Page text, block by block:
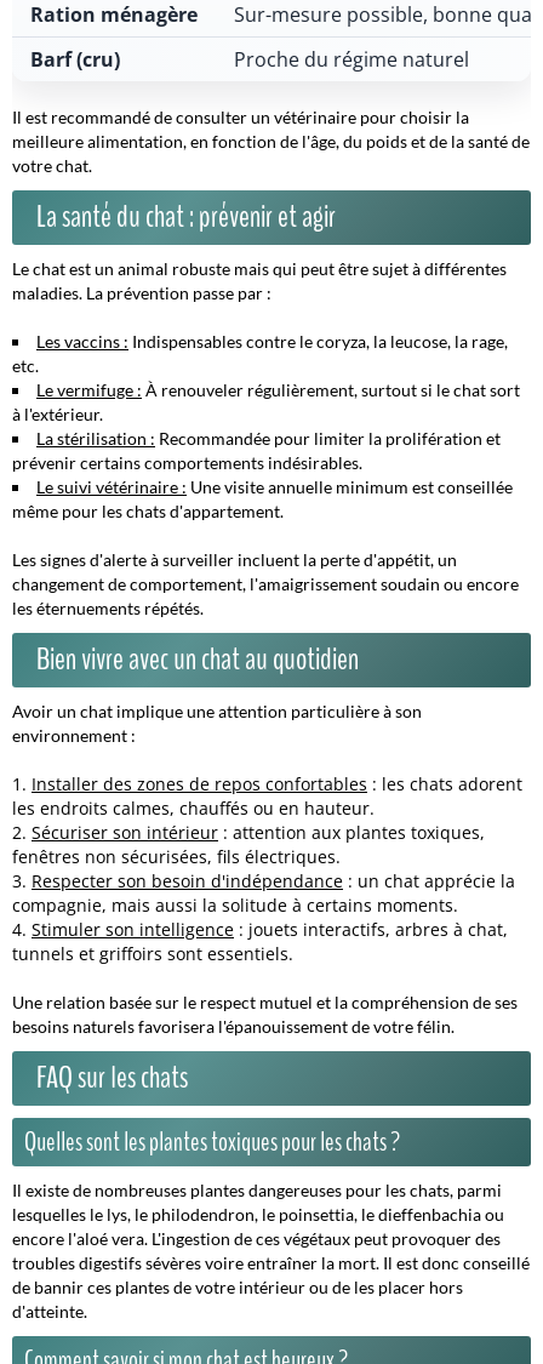
Ration ménagère
Sur-mesure possible, bonne
Barf (cru)
Proche du régime naturel
Il est recommandé de consulter un vétérinaire pour choisir la
meilleure alimentation, en fonction de l'âge, du poids et de la santé de
votre chat.
La santé du chat : prévenir et agir
Le chat est un animal robuste mais qui peut être sujet à différentes
maladies. La prévention passe par :
Les vaccins : Indispensables contre le coryza, la leucose, la rage,
etc.
Le vermifuge : À renouveler régulièrement, surtout si le chat sort
à l'extérieur.
La stérilisation : Recommandée pour limiter la prolifération et
prévenir certains comportements indésirables.
Le suivi vétérinaire : Une visite annuelle minimum est conseillée
même pour les chats d'appartement.
Les signes d'alerte à surveiller incluent la perte d'appétit, un
changement de comportement, l'amaigrissement soudain ou encore
les éternuements répétés.
Bien vivre avec un chat au quotidien
Avoir un chat implique une attention particulière à son
environnement :
Installer des zones de repos confortables : les chats adorent
les endroits calmes, chauffés ou en hauteur.
Sécuriser son intérieur : attention aux plantes toxiques,
fenêtres non sécurisées, fils électriques.
Respecter son besoin d'indépendance : un chat apprécie la
compagnie, mais aussi la solitude à certains moments.
Stimuler son intelligence : jouets interactifs, arbres à chat,
tunnels et griffoirs sont essentiels.
Une relation basée sur le respect mutuel et la compréhension de ses
besoins naturels favorisera l'épanouissement de votre félin.
FAQ sur les chats
Quelles sont les plantes toxiques pour les chats ?
Il existe de nombreuses plantes dangereuses pour les chats, parmi
lesquelles le lys, le philodendron, le poinsettia, le dieffenbachia ou
encore l'aloé vera. L'ingestion de ces végétaux peut provoquer des
troubles digestifs sévères voire entraîner la mort. Il est donc conseillé
de bannir ces plantes de votre intérieur ou de les placer hors
d'atteinte.